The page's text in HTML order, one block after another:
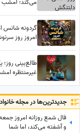
می‌کند؛ امشب
گردونه شانس
امروز روز
طالع‌بینی
غیرمنتظره
جدید‌ترین‌ها در مجله
و آشفته می‌کند، اما شما